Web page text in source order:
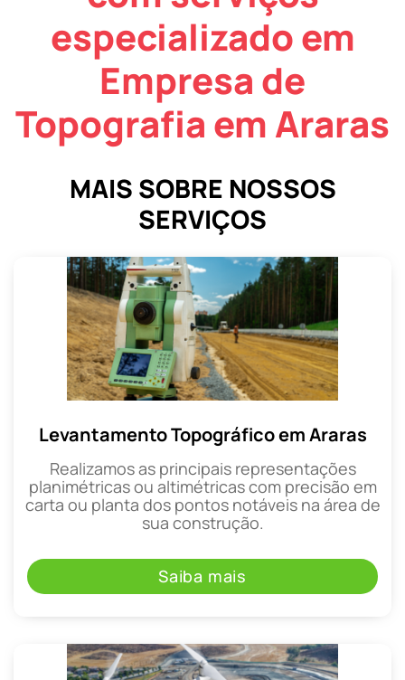
especializado em
Empresa de
Topografia em Araras
MAIS SOBRE NOSSOS
SERVIÇOS
Levantamento Topográfico em Araras
Realizamos as principais representações
planimétricas ou altimétricas com precisão em
carta ou planta dos pontos notáveis na área de
sua construção.
Saiba mais